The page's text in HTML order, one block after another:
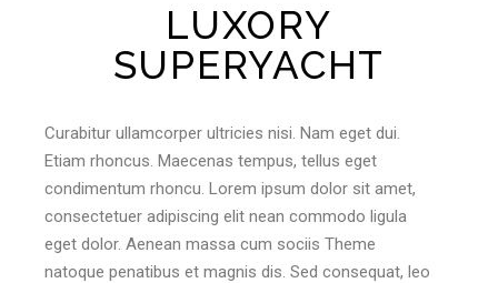
LUXORY
SUPERYACHT
Curabitur ullamcorper ultricies nisi. Nam eget dui.
Etiam rhoncus. Maecenas tempus, tellus eget
condimentum rhoncu. Lorem ipsum dolor sit amet,
consectetuer adipiscing elit nean commodo ligula
eget dolor. Aenean massa cum sociis Theme
natoque penatibus et magnis dis. Sed consequat, leo